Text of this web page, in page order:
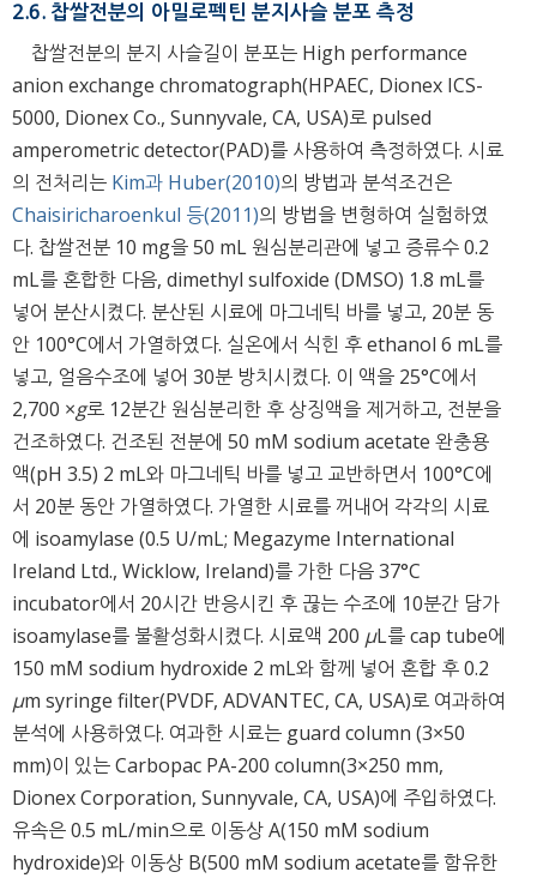
2.6. 찹쌀전분의 아밀로펙틴 분지사슬 분포 측정
찹쌀전분의 분지 사슬길이 분포는 High performance
anion exchange chromatograph(HPAEC, Dionex ICS-
5000, Dionex Co., Sunnyvale, CA, USA)로 pulsed
amperometric detector(PAD)를 사용하여 측정하였다. 시료
의 전처리는 Kim과 Huber(2010)의 방법과 분석조건은
Chaisiricharoenkul 등(2011)의 방법을 변형하여 실험하였
다. 찹쌀전분 10 mg을 50 mL 원심분리관에 넣고 증류수 0.2
mL를 혼합한 다음, dimethyl sulfoxide (DMSO) 1.8 mL를
넣어 분산시켰다. 분산된 시료에 마그네틱 바를 넣고, 20분 동
안 100°C에서 가열하였다. 실온에서 식힌 후 ethanol 6 mL를
넣고, 얼음수조에 넣어 30분 방치시켰다. 이 액을 25°C에서
2,700 ×g로 12분간 원심분리한 후 상징액을 제거하고, 전분을
건조하였다. 건조된 전분에 50 mM sodium acetate 완충용
액(pH 3.5) 2 mL와 마그네틱 바를 넣고 교반하면서 100°C에
서 20분 동안 가열하였다. 가열한 시료를 꺼내어 각각의 시료
에 isoamylase (0.5 U/mL; Megazyme International
Ireland Ltd., Wicklow, Ireland)를 가한 다음 37°C
incubator에서 20시간 반응시킨 후 끊는 수조에 10분간 담가
isoamylase를 불활성화시켰다. 시료액 200 μL를 cap tube에
150 mM sodium hydroxide 2 mL와 함께 넣어 혼합 후 0.2
μm syringe filter(PVDF, ADVANTEC, CA, USA)로 여과하여
분석에 사용하였다. 여과한 시료는 guard column (3×50
mm)이 있는 Carbopac PA-200 column(3×250 mm,
Dionex Corporation, Sunnyvale, CA, USA)에 주입하였다.
유속은 0.5 mL/min으로 이동상 A(150 mM sodium
hydroxide)와 이동상 B(500 mM sodium acetate를 함유한